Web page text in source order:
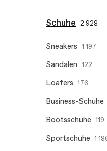
Schuhe 2 928
Sneakers 1 197
Sandalen 122
Loafers 176
Business-Schuhe
Bootsschuhe 119
Sportschuhe 1